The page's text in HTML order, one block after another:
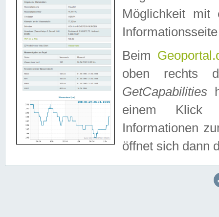
Möglichkeit mit
Beim
oben rechts
GetCapabilities
einem Klick
Informationen
öffnet sich dann